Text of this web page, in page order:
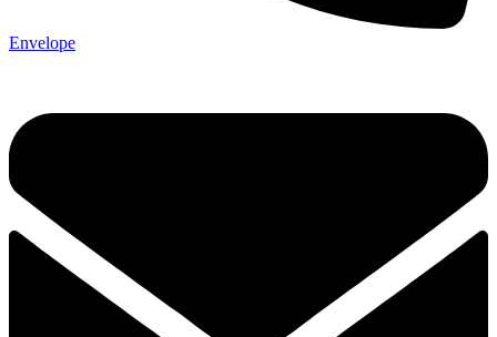
Envelope